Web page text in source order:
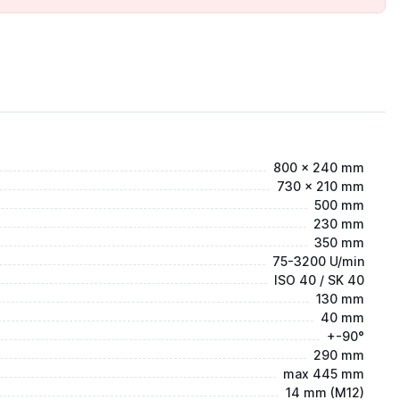
800 x 240 mm
730 x 210 mm
500 mm
230 mm
350 mm
75-3200 U/min
ISO 40 / SK 40
130 mm
40 mm
+-90°
290 mm
max 445 mm
14 mm (M12)